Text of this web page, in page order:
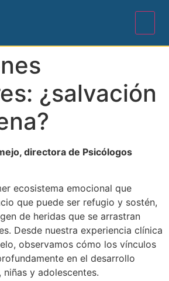
¿salvación
directora de Psicólogos
ecosistema emocional que
que puede ser refugio y sostén,
de heridas que se arrastran
Desde nuestra experiencia clínica
observamos cómo los vínculos
en el desarrollo
y adolescentes.